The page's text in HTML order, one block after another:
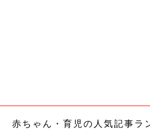
赤ちゃん・育児の人気記事ラ